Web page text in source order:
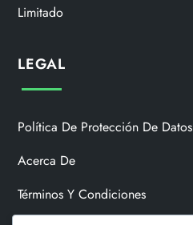
Limitado
LEGAL
Política De Protección De Datos
Acerca De
Términos Y Condiciones